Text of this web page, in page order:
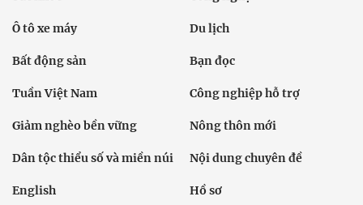
Ô tô xe máy Du lịch
Bất động sản Bạn đọc
Tuần Việt Nam Công nghiệp hỗ trợ
Giảm nghèo bền vững Nông thôn mới
Dân tộc thiểu số và miền núi Nội dung chuyên đề
English Hồ sơ